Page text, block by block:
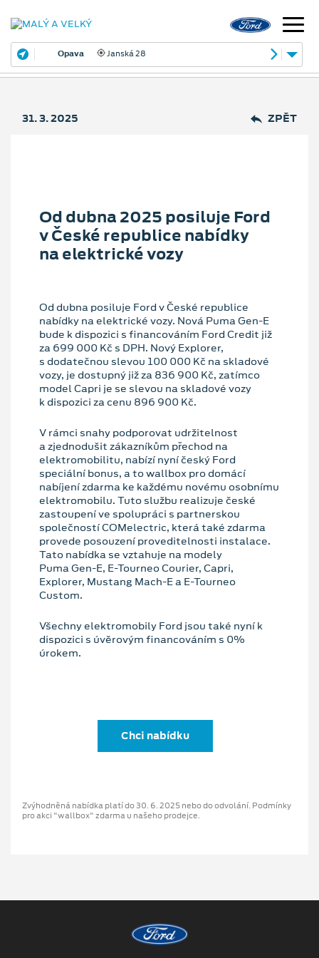
Opava Janská 28
31. 3. 2025 ZPĚT
Od dubna 2025 posiluje Ford
v České republice nabídky
na elektrické vozy
Od dubna posiluje Ford v České republice
nabídky na elektrické vozy. Nová Puma Gen⁠-⁠E
bude k dispozici s financováním Ford Credit již
za 699 000 Kč s DPH. Nový Explorer,
s dodatečnou slevou 100 000 Kč na skladové
vozy, je dostupný již za 836 900 Kč, zatímco
model Capri je se slevou na skladové vozy
k dispozici za cenu 896 900 Kč.
V rámci snahy podporovat udržitelnost
a zjednodušit zákazníkům přechod na
elektromobilitu, nabízí nyní český Ford
speciální bonus, a to wallbox pro domácí
nabíjení zdarma ke každému novému osobnímu
elektromobilu. Tuto službu realizuje české
zastoupení ve spolupráci s partnerskou
společností COMelectric, která také zdarma
provede posouzení proveditelnosti instalace.
Tato nabídka se vztahuje na modely
Puma Gen⁠-⁠E, E⁠-⁠Tourneo Courier, Capri,
Explorer, Mustang Mach⁠-⁠E a E⁠-⁠Tourneo
Custom.
Všechny elektromobily Ford jsou také nyní k
dispozici s úvěrovým financováním s 0%
úrokem.
Chci nabídku
Zvýhodněná nabídka platí do 30. 6. 2025 nebo do odvolání. Podmínky
pro akci "wallbox" zdarma u našeho prodejce.